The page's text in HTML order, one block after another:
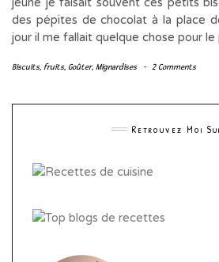
des pépites de chocolat à la place
jour il me fallait quelque chose pour
Biscuits, fruits, Goûter, Mignardises - 2 Comments
Retrouvez Moi